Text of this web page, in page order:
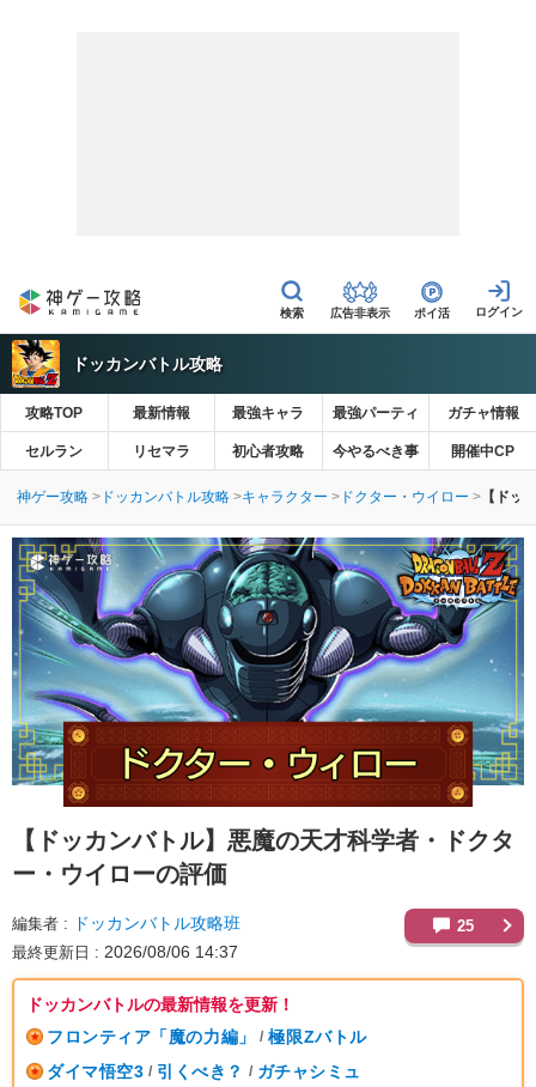
広告非表示 ポイ活
ドッカンバトル攻略
攻略TOP 最新情報 最強キャラ 最強パーティ ガチャ情報
セルラン リセマラ 初心者攻略 今やるべき事 開催中CP
神ゲー攻略 ドッカンバトル攻略 キャラクター ドクター・ウイロー 【ドッ
【ドッカンバトル】 悪魔の天才科学者・ドクタ
ー・ウイローの評価
編集者 ドッカンバトル攻略班
最終更新日 2026/08/06 14:37
25
ドッカンバトルの最新情報を更新！
フロンティア「魔の力編」
/ 極限Zバトル
ダイマ悟空3 / 引くべき？ / ガチャシミュ